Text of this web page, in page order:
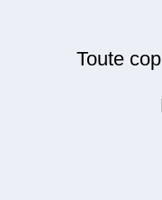
Toute